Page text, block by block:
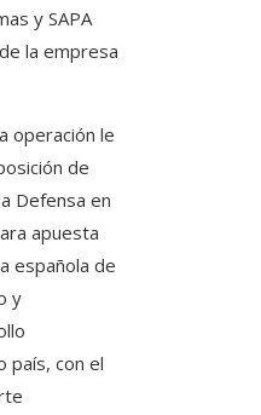
y SAPA
la empresa
operación le
de
Defensa en
apuesta
española de
y
país, con el